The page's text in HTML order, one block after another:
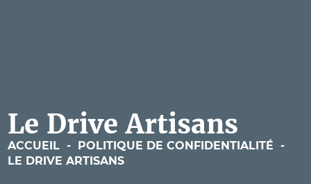
Le Drive Artisans
ACCUEIL - POLITIQUE DE CONFIDENTIALITÉ -
LE DRIVE ARTISANS